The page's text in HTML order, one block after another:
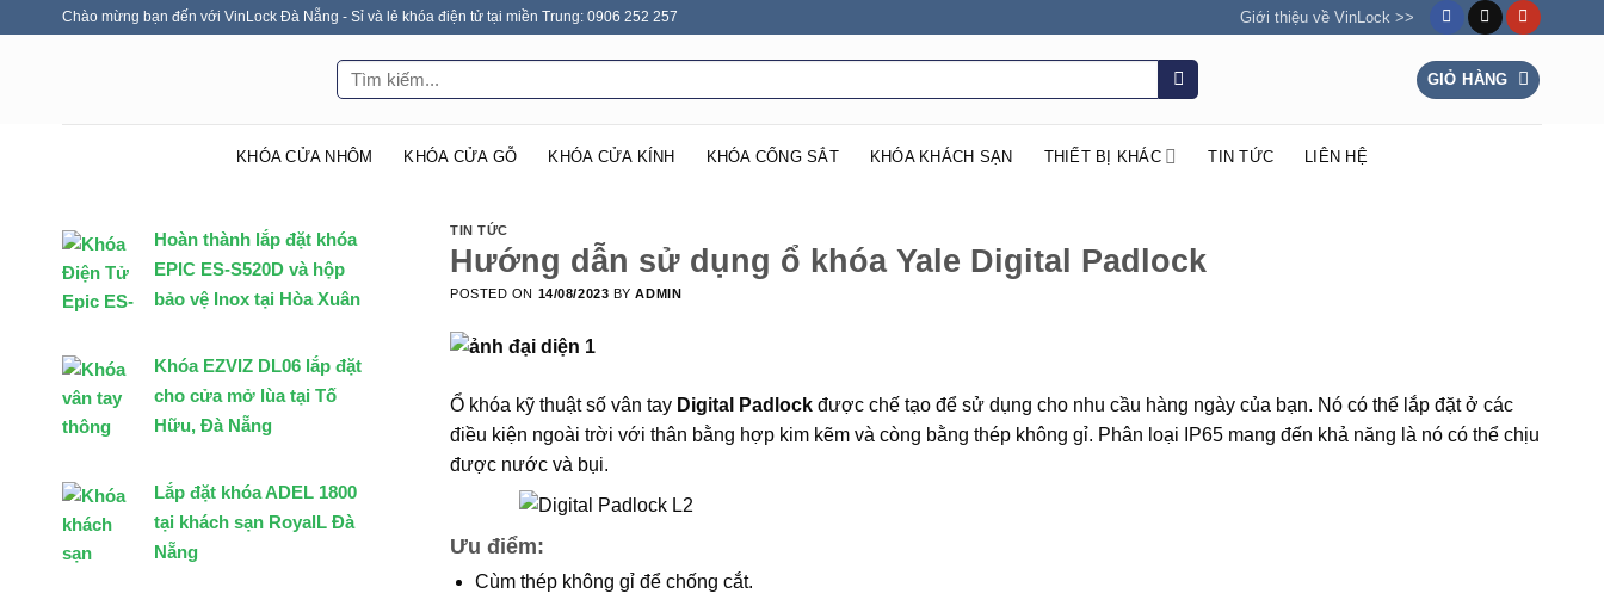
Chào mừng bạn đến với VinLock Đà Nẵng - Sỉ và lẻ khóa điện tử tại miền Trung: 0906 252 257 Giới thiệu về VinLock >>
Tìm
kiếm:
GIỎ HÀNG
KHÓA CỬA NHÔM KHÓA CỬA GỖ KHÓA CỬA KÍNH KHÓA CỔNG SẮT KHÓA KHÁCH SẠN THIẾT BỊ KHÁC TIN TỨC LIÊN HỆ
Hoàn thành lắp đặt khóa
EPIC ES-S520D và hộp
bảo vệ Inox tại Hòa Xuân
Khóa EZVIZ DL06 lắp đặt
cho cửa mở lùa tại Tố
Hữu, Đà Nẵng
Lắp đặt khóa ADEL 1800
tại khách sạn RoyalL Đà
Nẵng
TIN TỨC
Hướng dẫn sử dụng ổ khóa Yale Digital Padlock
POSTED ON 14/08/2023 BYADMIN
Ổ khóa kỹ thuật số vân tay Digital Padlock được chế tạo để sử dụng cho nhu cầu hàng ngày của bạn. Nó có thể lắp đặt ở các
điều kiện ngoài trời với thân bằng hợp kim kẽm và còng bằng thép không gỉ. Phân loại IP65 mang đến khả năng là nó có thể chịu
được nước và bụi.
Ưu điểm:
Cùm thép không gỉ để chống cắt.